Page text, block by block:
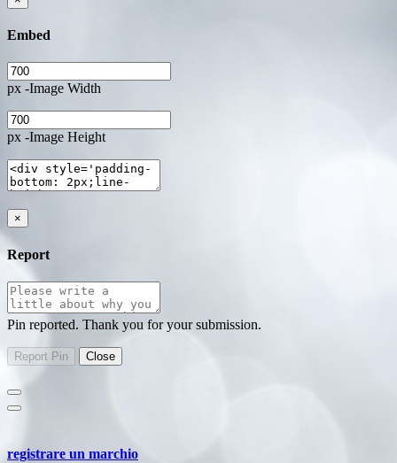
Embed
px -Image Width
px -Image Height
×
Report
Pin reported. Thank you for your submission.
registrare un marchio